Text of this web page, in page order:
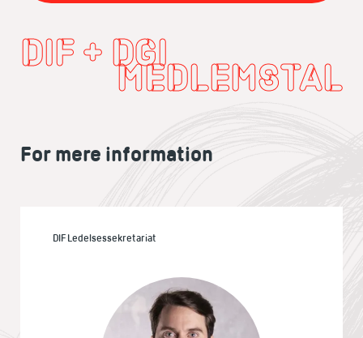
DIF + DGI
MEDLEMSTAL
For mere information
DIF Ledelsessekretariat